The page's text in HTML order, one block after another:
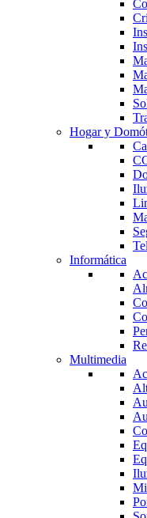
Hogar y
Informática
Multimedia